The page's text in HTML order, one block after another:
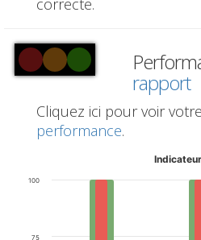
correcte.
rapport
Cliquez ici pour voir votre
performance.
75
100